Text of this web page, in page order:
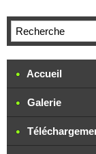
Accueil
Galerie